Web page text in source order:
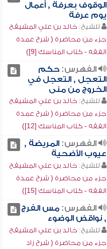
الوقوف بعرفة , أعمال
يوم عرفة
للشيخ: خالد بن علي المشيقح
جزء من محاضرة ( شرح عمدة
الفقه - كتاب المناسك [9])
الفهرس:حكم
التعجل , التعجل في
الخروج من منى
للشيخ: خالد بن علي المشيقح
جزء من محاضرة ( شرح عمدة
الفقه - كتاب المناسك [12])
الفهرس:المريضة ,
عيوب الأضحية
للشيخ: خالد بن علي المشيقح
جزء من محاضرة ( شرح عمدة
الفقه - كتاب المناسك [15])
الفهرس:مس الفرج
, نواقض الوضوء
للشيخ: خالد بن علي المشيقح
جزء من محاضرة ( شرح زاد